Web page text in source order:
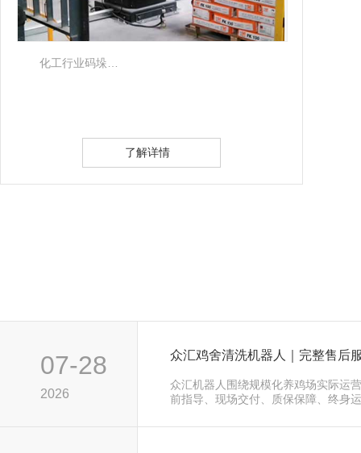
化工行业码垛…
了解详情
07-28
2026
众汇鸡舍清洗机器人｜完整售后
众汇机器人围绕规模化养鸡场实际运
前指导、现场交付、质保保障、终身